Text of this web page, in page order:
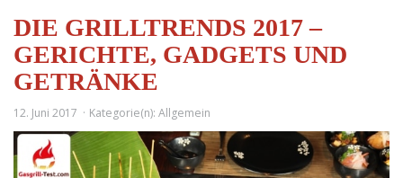
DIE GRILLTRENDS 2017 –
GERICHTE, GADGETS UND
GETRÄNKE
12. Juni 2017 Kategorie(n): Allgemein